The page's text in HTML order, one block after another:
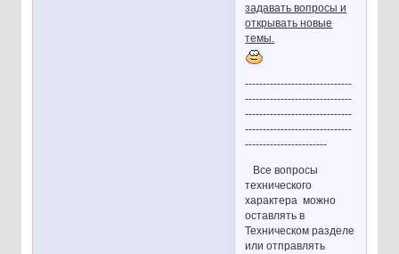
задавать вопросы и
открывать новые
темы.
------------------------------
------------------------------
------------------------------
------------------------------
-----------------------
Все вопросы
технического
характера можно
оставлять в
Техническом разделе
или отправлять